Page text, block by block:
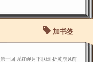
加书签
第一回 系红绳月下联姻 折黄旗风前